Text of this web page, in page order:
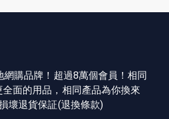
網購品牌！超過8萬個會員！相同
面的用品，相同產品為你換來
壞退貨保証(退換條款)